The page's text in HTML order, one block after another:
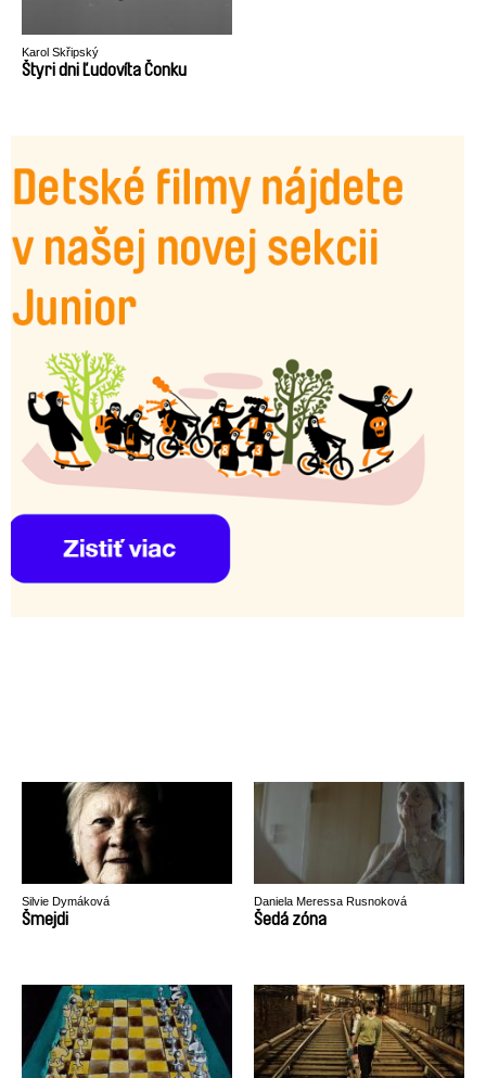
Karol Skřipský
Štyri dni Ľudovíta Čonku
Silvie Dymáková
Šmejdi
Daniela Meressa Rusnoková
Šedá zóna